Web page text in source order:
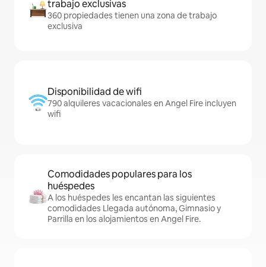
trabajo exclusivas
360 propiedades tienen una zona de trabajo
exclusiva
Disponibilidad de wifi
790 alquileres vacacionales en Angel Fire incluyen
wifi
Comodidades populares para los
huéspedes
A los huéspedes les encantan las siguientes
comodidades Llegada autónoma, Gimnasio y
Parrilla en los alojamientos en Angel Fire.